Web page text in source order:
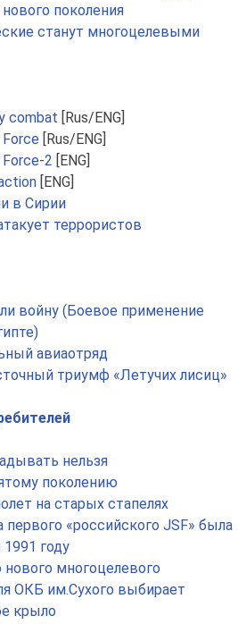
поколения
станут многоцелевыми
combat [Rus/ENG]
Force [Rus/ENG]
Force-2 [ENG]
[ENG]
в Сирии
террористов
войну (Боевое применение
авиаотряд
триумф «Летучих лисиц»
нельзя
поколению
на старых стапелях
первого «российского JSF» была
году
нового многоцелевого
ОКБ им.Сухого выбирает
крыло